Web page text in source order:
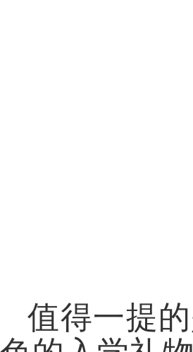
值得一提